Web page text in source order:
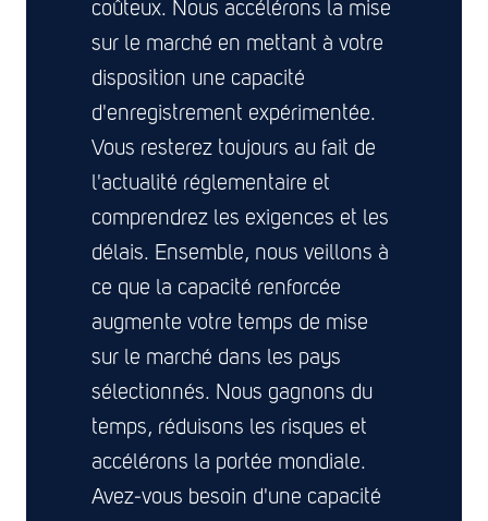
coûteux. Nous accélérons la mise
sur le marché en mettant à votre
disposition une capacité
d'enregistrement expérimentée.
Vous resterez toujours au fait de
l'actualité réglementaire et
comprendrez les exigences et les
délais. Ensemble, nous veillons à
ce que la capacité renforcée
augmente votre temps de mise
sur le marché dans les pays
sélectionnés. Nous gagnons du
temps, réduisons les risques et
accélérons la portée mondiale.
Avez-vous besoin d'une capacité